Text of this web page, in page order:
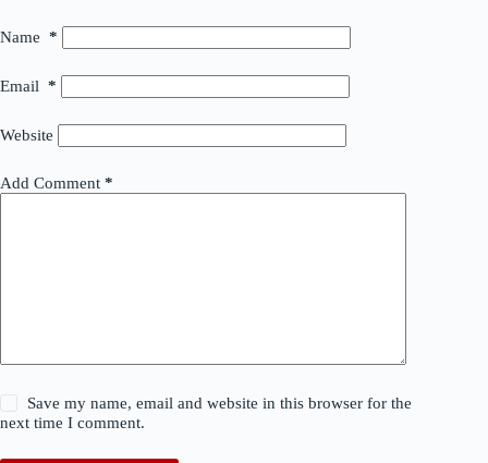
Name *
Email *
Website
Add Comment *
Save my name, email and website in this browser for the
next time I comment.